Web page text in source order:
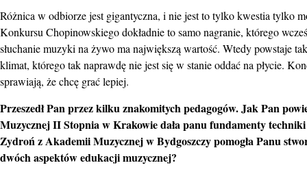
Różnica w odbiorze jest gigantyczna, i nie jest to tylko kwestia tylko
Konkursu Chopinowskiego dokładnie to samo nagranie, którego
słuchanie muzyki na żywo ma największą wartość. Wtedy powstaje
klimat, którego tak naprawdę nie jest się w stanie oddać na płycie.
sprawiają, że chcę grać lepiej.
Przeszedł Pan przez kilku znakomitych pedagogów. Jak Pan
Muzycznej II Stopnia w Krakowie dała panu fundamenty
Zydroń z Akademii Muzycznej w Bydgoszczy pomogła Panu
dwóch aspektów edukacji muzycznej?